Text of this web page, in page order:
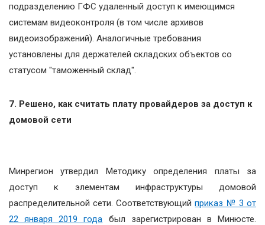
подразделению ГФС удаленный доступ к имеющимся
системам видеоконтроля (в том числе архивов
видеоизображений). Аналогичные требования
установлены для держателей складских объектов со
статусом "таможенный склад".
7. Решено, как считать плату провайдеров за доступ к
домовой сети
Минрегион утвердил Методику определения платы за
доступ к элементам инфраструктуры домовой
распределительной сети. Соответствующийприказ № 3 от
22 января 2019 года был зарегистрирован в Минюсте.